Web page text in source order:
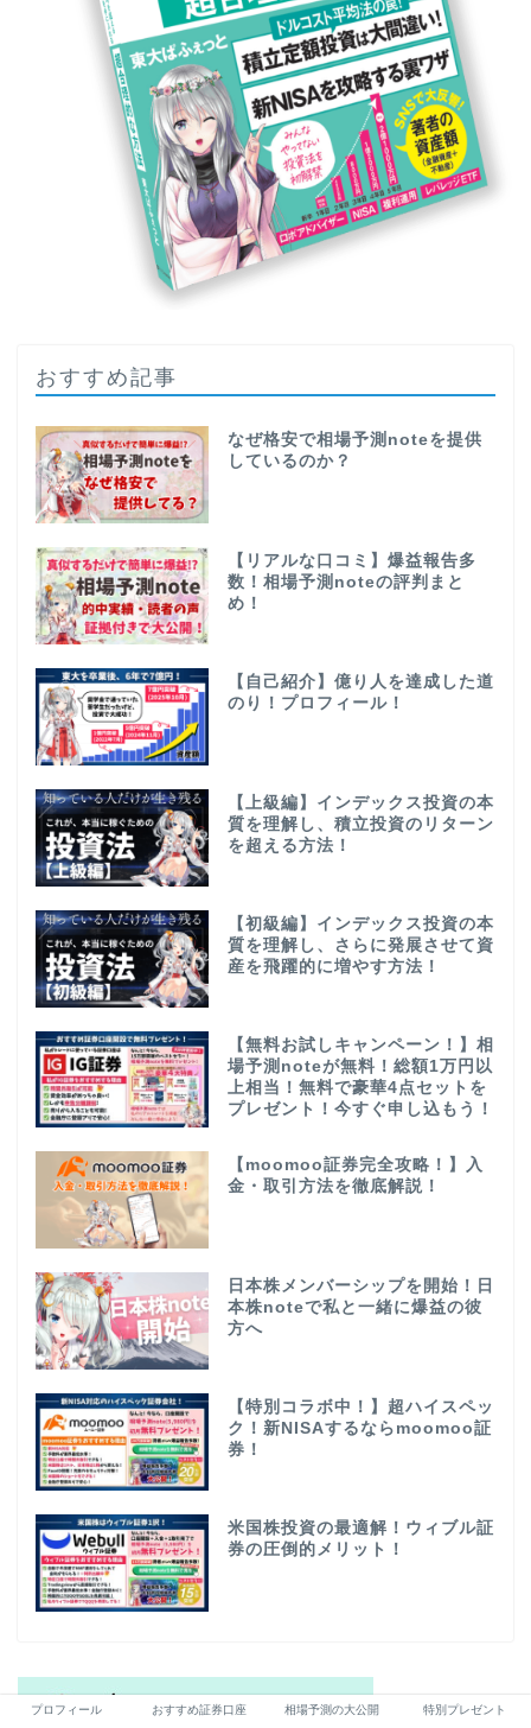
おすすめ記事
なぜ格安で相場予測noteを提供
しているのか？
【リアルな口コミ】爆益報告多
数！相場予測noteの評判まと
め！
【自己紹介】億り人を達成した道
のり！プロフィール！
【上級編】インデックス投資の本
質を理解し、積立投資のリターン
を超える方法！
【初級編】インデックス投資の本
質を理解し、さらに発展させて資
産を飛躍的に増やす方法！
【無料お試しキャンペーン！】相
場予測noteが無料！総額1万円以
上相当！無料で豪華4点セットを
プレゼント！今すぐ申し込もう！
【moomoo証券完全攻略！】入
金・取引方法を徹底解説！
日本株メンバーシップを開始！日
本株noteで私と一緒に爆益の彼
方へ
【特別コラボ中！】超ハイスペッ
ク！新NISAするならmoomoo証
券！
米国株投資の最適解！ウィブル証
券の圧倒的メリット！
プロフィール おすすめ証券口座 相場予測の大公開 特別プレゼント